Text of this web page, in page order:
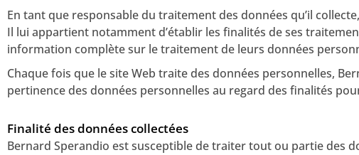
En tant que responsable du traitement des données qu’il
Il lui appartient notamment d’établir les finalités de ses
information complète sur le traitement de leurs données
Chaque fois que le site Web traite des données personnelles,
pertinence des données personnelles au regard des finalités
Finalité des données collectées
Bernard Sperandio est susceptible de traiter tout ou partie des